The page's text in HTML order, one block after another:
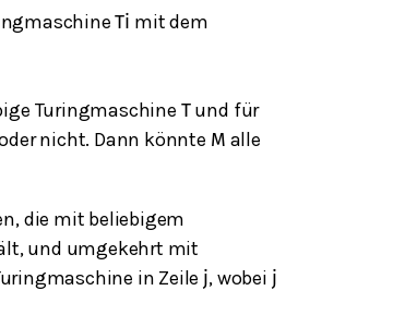
Ti mit dem
Turingmaschine Tund für
nicht. Dann könnte M alle
die mit beliebigem
und umgekehrt mit
in Zeile j, wobei j